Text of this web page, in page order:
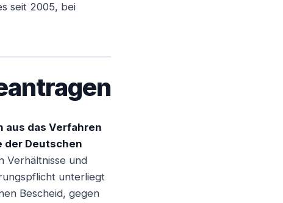
seit 2005, bei
aus das Verfahren
der Deutschen
Verhältnisse und
unterliegt
Bescheid, gegen